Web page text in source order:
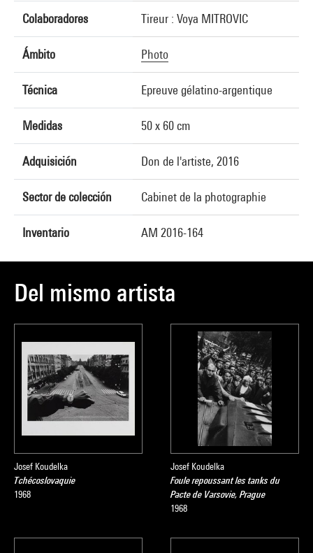
Colaboradores Tireur : Voya MITROVIC
Ámbito Photo
Técnica Epreuve gélatino-argentique
Medidas 50 x 60 cm
Adquisición Don de l'artiste, 2016
Sector de colección Cabinet de la photographie
Inventario AM 2016-164
Del mismo artista
Josef Koudelka
Tchécoslovaquie
1968
Josef Koudelka
Foule repoussant les tanks du
Pacte de Varsovie, Prague
1968